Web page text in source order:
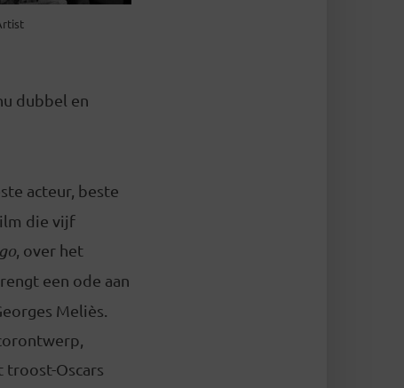
dubbel en
acteur, beste
die vijf
, over het
een ode aan
Meliès.
troost-Oscars